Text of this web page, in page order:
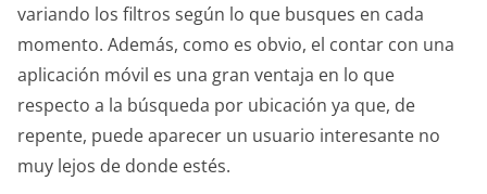
variando los filtros según lo que busques en cada
momento. Además, como es obvio, el contar con una
aplicación móvil es una gran ventaja en lo que
respecto a la búsqueda por ubicación ya que, de
repente, puede aparecer un usuario interesante no
muy lejos de donde estés.